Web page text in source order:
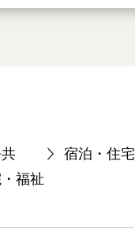
宿泊・住宅
福祉